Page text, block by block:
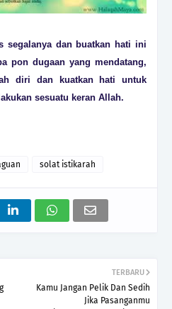
segalanya dan buatkan hati ini
pon dugaan yang mendatang,
diri dan kuatkan hati untuk
sesuatu keran Allah.
solat istikarah
TERBARU
Kamu Jangan Pelik Dan Sedih
Jika Pasanganmu